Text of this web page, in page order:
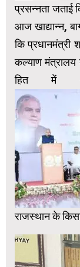
प्रसन्नता जताई
आज खाद्यान्न,
कि प्रधानमंत्री
कल्याण मंत्रालय
हित में
राजस्थान के